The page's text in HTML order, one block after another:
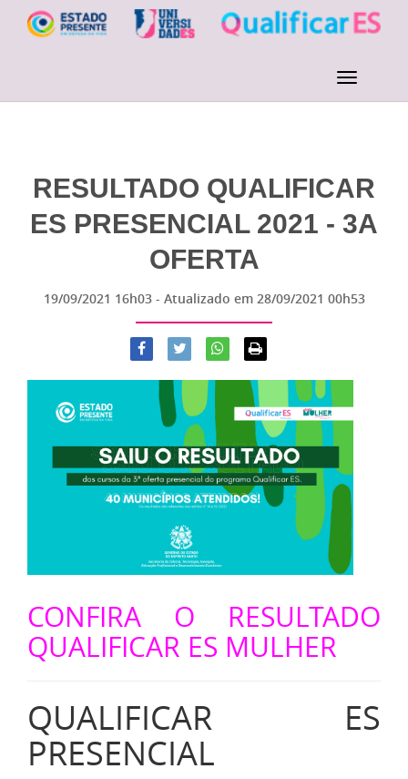
RESULTADO QUALIFICAR
ES PRESENCIAL 2021 - 3A
OFERTA
19/09/2021 16h03 - Atualizado em 28/09/2021 00h53
CONFIRA O RESULTADO
QUALIFICAR ES MULHER
QUALIFICAR ES
PRESENCIAL